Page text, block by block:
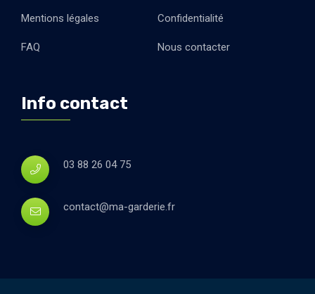
Mentions légales Confidentialité
FAQ Nous contacter
Info contact
03 88 26 04 75
contact@ma-garderie.fr